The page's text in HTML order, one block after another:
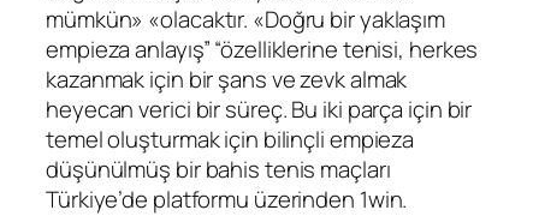
mümkün» «olacaktır. «Doğru bir yaklaşım
empieza anlayış” “özelliklerine tenisi, herkes
kazanmak için bir şans ve zevk almak
heyecan verici bir süreç. Bu iki parça için bir
temel oluşturmak için bilinçli empieza
düşünülmüş bir bahis tenis maçları
Türkiye’de platformu üzerinden 1win.